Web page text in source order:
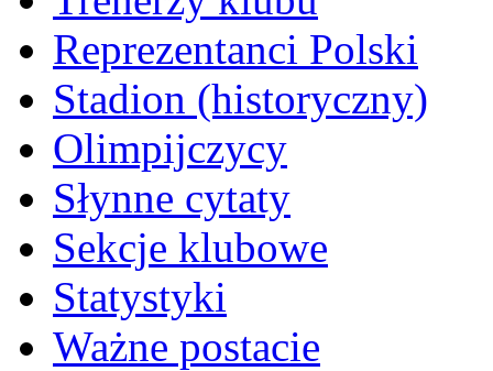
Reprezentanci Polski
Stadion (historyczny)
Olimpijczycy
Słynne cytaty
Sekcje klubowe
Statystyki
Ważne postacie